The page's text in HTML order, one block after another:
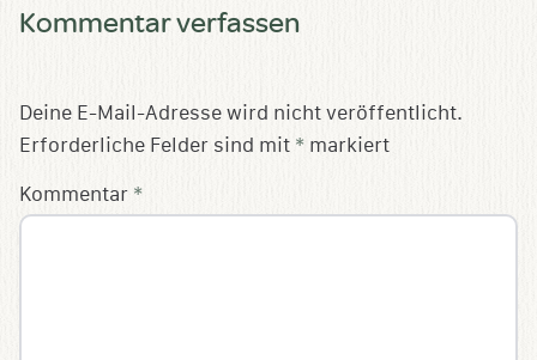
Kommentar verfassen
Deine E-Mail-Adresse wird nicht veröffentlicht.
Erforderliche Felder sind mit * markiert
Kommentar *